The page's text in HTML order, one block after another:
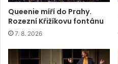
Queenie míří do Prahy.
Rozezní Křižíkovu fontánu
7. 8. 2026